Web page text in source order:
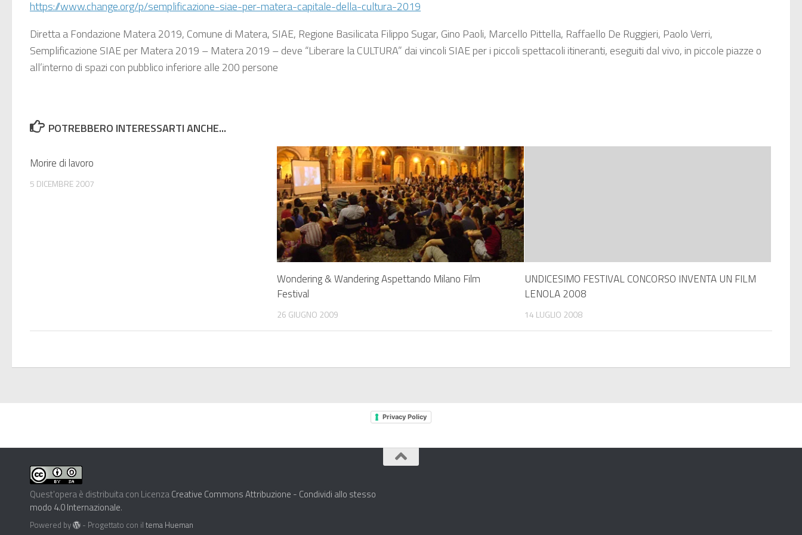
https://www.change.org/p/semplificazione-siae-per-matera-capitale-della-cultura-2019
Diretta a Fondazione Matera 2019, Comune di Matera, SIAE, Regione Basilicata Filippo Sugar, Gino Paoli, Marcello Pittella, Raffaello De Ruggieri, Paolo Verri,
Semplificazione SIAE per Matera 2019 – Matera 2019 – deve “Liberare la CULTURA” dai vincoli SIAE per i piccoli spettacoli itineranti, eseguiti dal vivo, in piccole piazze o
all’interno di spazi con pubblico inferiore alle 200 persone
POTREBBERO INTERESSARTI ANCHE...
Morire di lavoro
5 DICEMBRE 2007
Wondering & Wandering Aspettando Milano Film
Festival
26 GIUGNO 2009
UNDICESIMO FESTIVAL CONCORSO INVENTA UN FILM
LENOLA 2008
14 LUGLIO 2008
Privacy Policy
Quest'opera è distribuita con LicenzaCreative Commons Attribuzione - Condividi allo stesso
modo 4.0 Internazionale.
Powered by - Progettato con iltema Hueman